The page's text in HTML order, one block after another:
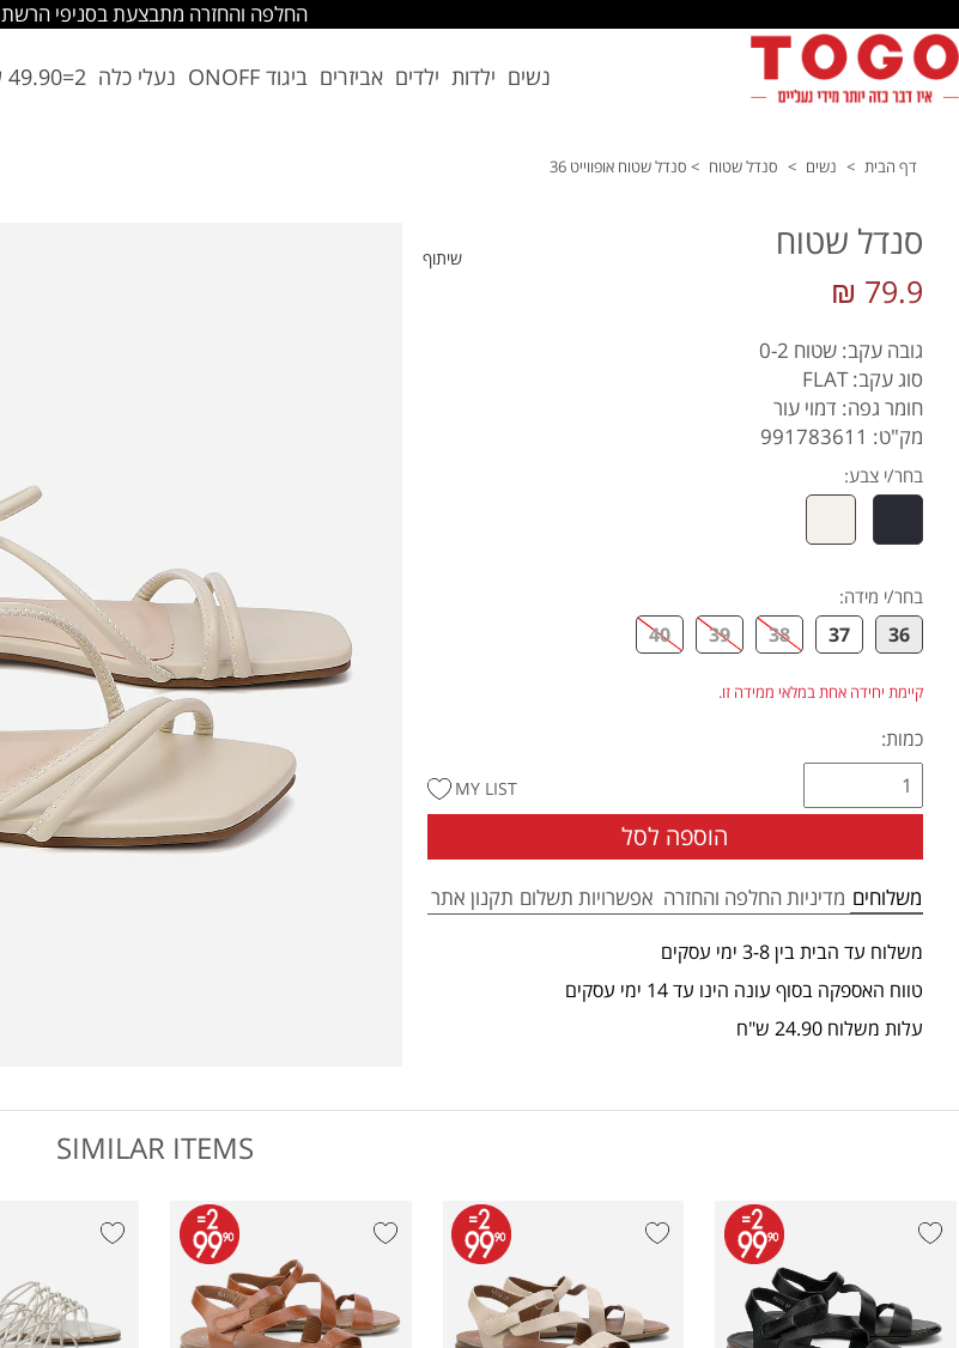
החלפה והחזרה מתבצעת בסניפי הרשת
נשים ילדות ילדים אביזרים ביגוד ONOFF נעלי כלה 2=49.90 ש"ח
דף הבית > נשים > סנדל שטוח > סנדל שטוח אופווייט 36
שיתוף סנדל שטוח
79.9 ₪
גובה עקב: שטוח 0-2
סוג עקב: FLAT
חומר גפה: דמוי עור
מק"ט: 991783611
בחר/י צבע:
בחר/י מידה:
36
37
38
39
40
קיימת יחידה אחת במלאי ממידה זו.
כמות:
הוספה לסל
MY LIST
משלוחים מדיניות החלפה והחזרה אפשרויות תשלום תקנון אתר
משלוח עד הבית בין 3-8 ימי עסקים
טווח האספקה בסוף עונה הינו עד 14 ימי עסקים
עלות משלוח 24.90 ש"ח
SIMILAR ITEMS